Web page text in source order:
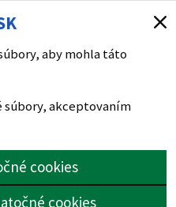
aby mohla táto
akceptovaním
cookies
cookies